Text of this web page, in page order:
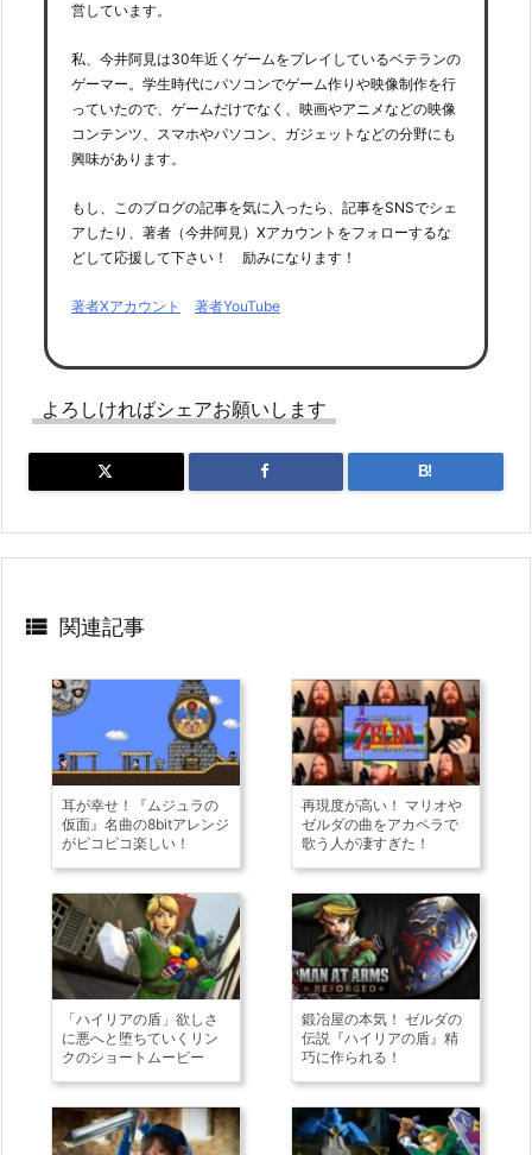
営しています。
私、今井阿見は30年近くゲームをプレイしているベテランの
ゲーマー。学生時代にパソコンでゲーム作りや映像制作を行
っていたので、ゲームだけでなく、映画やアニメなどの映像
コンテンツ、スマホやパソコン、ガジェットなどの分野にも
興味があります。
もし、このブログの記事を気に入ったら、記事をSNSでシェ
アしたり、著者（今井阿見）Xアカウントをフォローするな
どして応援して下さい！ 励みになります！
著者Xアカウント 著者YouTube
よろしければシェアお願いします
B!
 関連記事
耳が幸せ！『ムジュラの
仮面』名曲の8bitアレンジ
がピコピコ楽しい！
再現度が高い！ マリオや
ゼルダの曲をアカペラで
歌う人が凄すぎた！
「ハイリアの盾」欲しさ
に悪へと堕ちていくリン
クのショートムービー
鍛冶屋の本気！ ゼルダの
伝説『ハイリアの盾』精
巧に作られる！